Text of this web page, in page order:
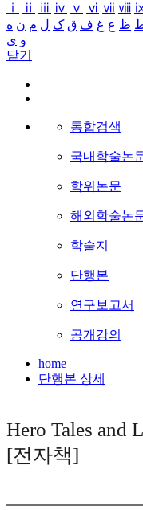
ⅰ
ⅱ ⅲ ⅳ ⅴ ⅵ ⅶ ⅷ
ظ ع غ ف ق ک ل م ن ه
و ی
닫기
통합검색
국내학술논
학위논문
해외학술논
학술지
단행본
연구보고서
공개강의
home
단행본 상세
Hero Tales and
[전자책]